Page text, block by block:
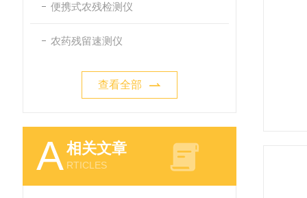
便携式农残检测仪
农药残留速测仪
查看全部
A相关文章
RTICLES